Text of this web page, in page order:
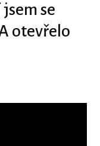
jsem se
otevřelo